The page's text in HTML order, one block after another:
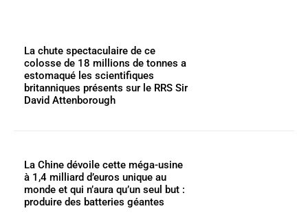
La chute spectaculaire de ce
colosse de 18 millions de tonnes a
estomaqué les scientifiques
britanniques présents sur le RRS Sir
David Attenborough
La Chine dévoile cette méga-usine
à 1,4 milliard d’euros unique au
monde et qui n’aura qu’un seul but :
produire des batteries géantes